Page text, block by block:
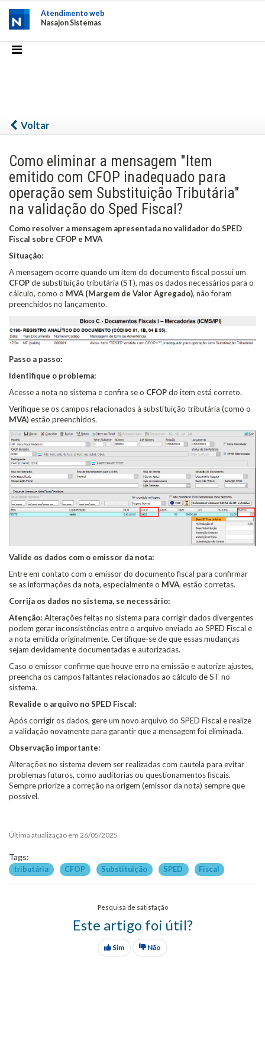
Atendimento web
Nasajon Sistemas
Voltar
Como eliminar a mensagem "Item
emitido com CFOP inadequado para
operação sem Substituição Tributária"
na validação do Sped Fiscal?
Como resolver a mensagem apresentada no validador do SPED
Fiscal sobre CFOP e MVA
Situação:
A mensagem ocorre quando um item do documento fiscal possui um
CFOPde substituição tributária (ST), mas os dados necessários para o
cálculo, como o MVA (Margem de Valor Agregado), não foram
preenchidos no lançamento.
Passo a passo:
Identifique o problema:
Acesse a nota no sistema e confira se o CFOPdo item está correto.
Verifique se os campos relacionados à substituição tributária (como o
MVA) estão preenchidos.
Valide os dados com o emissor da nota:
Entre em contato com o emissor do documento fiscal para confirmar
se as informações da nota, especialmente o MVA, estão corretas.
Corrija os dados no sistema, se necessário:
Atenção: Alterações feitas no sistema para corrigir dados divergentes
podem gerar inconsistências entre o arquivo enviado ao SPED Fiscal e
a nota emitida originalmente. Certifique-se de que essas mudanças
sejam devidamente documentadas e autorizadas.
Caso o emissor confirme que houve erro na emissão e autorize ajustes,
preencha os campos faltantes relacionados ao cálculo de ST no
sistema.
Revalide o arquivo no SPED Fiscal:
Após corrigir os dados, gere um novo arquivo do SPED Fiscal e realize
a validação novamente para garantir que a mensagem foi eliminada.
Observação importante:
Alterações no sistema devem ser realizadas com cautela para evitar
problemas futuros, como auditorias ou questionamentos fiscais.
Sempre priorize a correção na origem (emissor da nota) sempre que
possível.
Última atualização em 26/05/2025
Tags:
tributária CFOP Substituição SPED Fiscal
Pesquisa de satisfação
Este artigo foi útil?
Sim Não